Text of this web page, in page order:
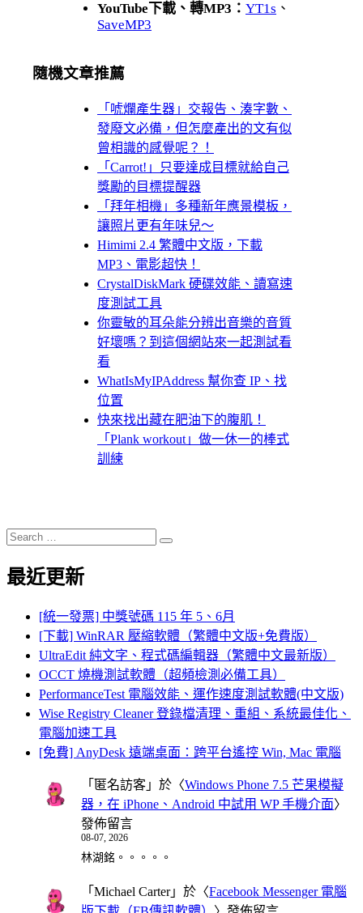
YouTube下載、轉MP3： YT1s 、
SaveMP3
隨機文章推薦
「唬爛產生器」交報告、湊字數、
發廢文必備，但怎麼產出的文有似
曾相識的感覺呢？！
「Carrot!」只要達成目標就給自己
獎勵的目標提醒器
「拜年相機」多種新年應景模板，
讓照片更有年味兒～
Himimi 2.4 繁體中文版，下載
MP3、電影超快！
CrystalDiskMark 硬碟效能、讀寫速
度測試工具
你靈敏的耳朵能分辨出音樂的音質
好壞嗎？到這個網站來一起測試看
看
WhatIsMyIPAddress 幫你查 IP、找
位置
快來找出藏在肥油下的腹肌！
「Plank workout」做一休一的棒式
訓練
Search
for:
Search
最近更新
[統一發票] 中獎號碼 115 年 5、6月
[下載] WinRAR 壓縮軟體（繁體中文版+免費版）
UltraEdit 純文字、程式碼編輯器（繁體中文最新版）
OCCT 燒機測試軟體（超頻檢測必備工具）
PerformanceTest 電腦效能、運作速度測試軟體(中文版)
Wise Registry Cleaner 登錄檔清理、重組、系統最佳化、
電腦加速工具
[免費] AnyDesk 遠端桌面：跨平台遙控 Win, Mac 電腦
「 匿名訪客 」於〈Windows Phone 7.5 芒果模擬
器，在 iPhone、Android 中試用 WP 手機介面〉
發佈留言
08-07, 2026
林湖銘。。。。。
「 Michael Carter」於〈Facebook Messenger 電腦